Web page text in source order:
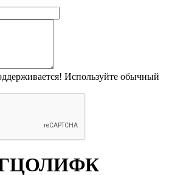
Используйте обычный
ГЦОЛИФК